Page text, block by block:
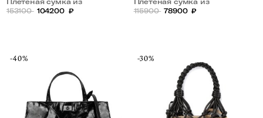
натуральной кожи
153100 104200 ₽
натуральной кожи
115900 78900 ₽
-40% -30%